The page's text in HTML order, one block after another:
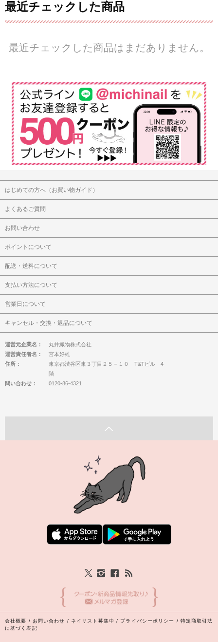
最近チェックした商品
最近チェックした商品はまだありません。
はじめての方へ（お買い物ガイド）
よくあるご質問
お問い合わせ
ポイントについて
配送・送料について
支払い方法について
営業日について
キャンセル・交換・返品について
運営元企業名：
丸井織物株式会社
運営責任者名：
宮本好雄
住所：
東京都渋谷区東３丁目２５－１０ T&Tビル 4
階
問い合わせ：
0120-86-4321
会社概要 / お問い合わせ / ネイリスト募集中 / プライバシーポリシー / 特定商取引法
に基づく表記